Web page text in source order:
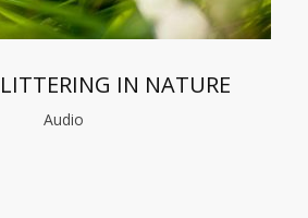
IN NATURE
Audio